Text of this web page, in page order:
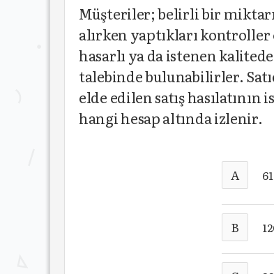
Müşteriler; belirli bir
alırken yaptıkları kontroller
hasarlı ya da istenen
talebinde bulunabilirler.
elde edilen satış
hangi hesap altında izlenir.
A
B